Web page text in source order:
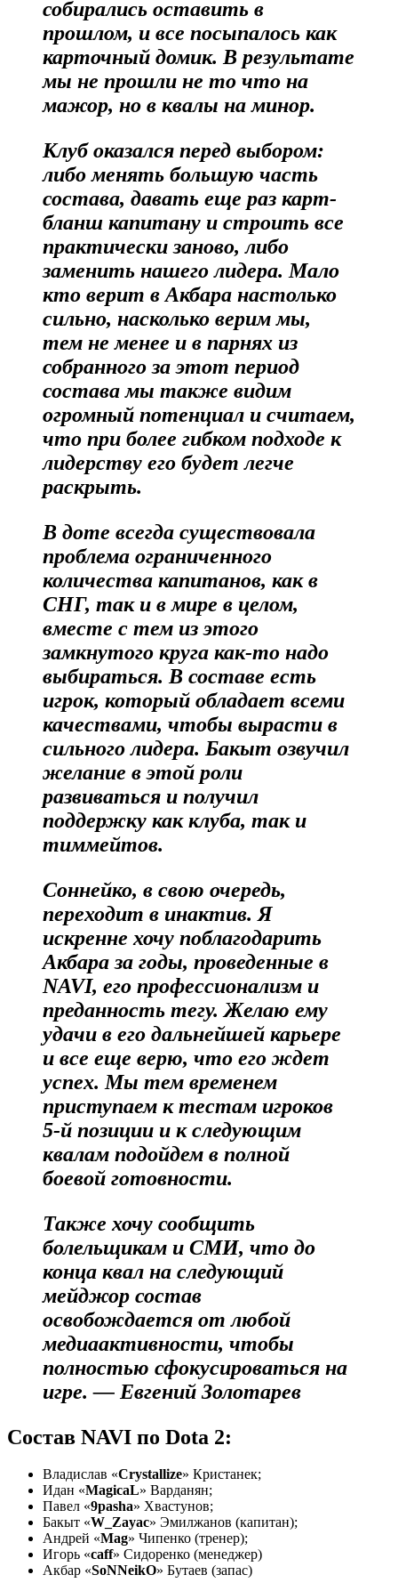
собирались оставить в
прошлом, и все посыпалось как
карточный домик. В результате
мы не прошли не то что на
мажор, но в квалы на минор.
Клуб оказался перед выбором:
либо менять большую часть
состава, давать еще раз карт-
бланш капитану и строить все
практически заново, либо
заменить нашего лидера. Мало
кто верит в Акбара настолько
сильно, насколько верим мы,
тем не менее и в парнях из
собранного за этот период
состава мы также видим
огромный потенциал и считаем,
что при более гибком подходе к
лидерству его будет легче
раскрыть.
В доте всегда существовала
проблема ограниченного
количества капитанов, как в
СНГ, так и в мире в целом,
вместе с тем из этого
замкнутого круга как-то надо
выбираться. В составе есть
игрок, который обладает всеми
качествами, чтобы вырасти в
сильного лидера. Бакыт озвучил
желание в этой роли
развиваться и получил
поддержку как клуба, так и
тиммейтов.
Соннейко, в свою очередь,
переходит в инактив. Я
искренне хочу поблагодарить
Акбара за годы, проведенные в
NAVI, его профессионализм и
преданность тегу. Желаю ему
удачи в его дальнейшей карьере
и все еще верю, что его ждет
успех. Мы тем временем
приступаем к тестам игроков
5-й позиции и к следующим
квалам подойдем в полной
боевой готовности.
Также хочу сообщить
болельщикам и СМИ, что до
конца квал на следующий
мейджор состав
освобождается от любой
медиаактивности, чтобы
полностью сфокусироваться на
игре. — Евгений Золотарев
Состав NAVI по Dota 2:
Владислав «Crystallize» Кристанек;
Идан «MagicaL» Варданян;
Павел «9pasha» Хвастунов;
Бакыт «W_Zayac» Эмилжанов (капитан);
Андрей «Mag» Чипенко (тренер);
Игорь «caff» Сидоренко (менеджер)
Акбар «SoNNeikO» Бутаев (запас)